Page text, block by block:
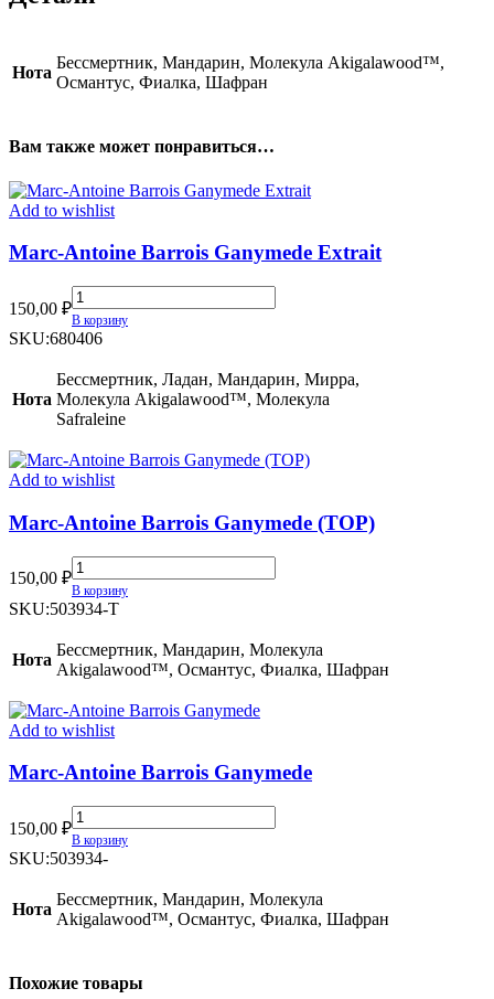
Нота
Бессмертник, Мандарин, Молекула Akigalawood™,
Османтус, Фиалка, Шафран
Вам также может понравиться…
Add to wishlist
Marc-Antoine Barrois Ganymede Extrait
150,00 ₽
Marc-
Antoine
Barrois
Extrait
quantity
В корзину
SKU:680406
Нота
Бессмертник, Ладан, Мандарин, Мирра,
Молекула Akigalawood™, Молекула
Safraleine
Add to wishlist
Marc-Antoine Barrois Ganymede (TOP)
150,00 ₽
Marc-
Antoine
Barrois
(TOP)
quantity
В корзину
SKU:503934-T
Нота
Бессмертник, Мандарин, Молекула
Akigalawood™, Османтус, Фиалка, Шафран
Add to wishlist
Marc-Antoine Barrois Ganymede
150,00 ₽
Marc-
Antoine
Barrois
quantity
В корзину
SKU:503934-
Нота
Бессмертник, Мандарин, Молекула
Akigalawood™, Османтус, Фиалка, Шафран
Похожие товары